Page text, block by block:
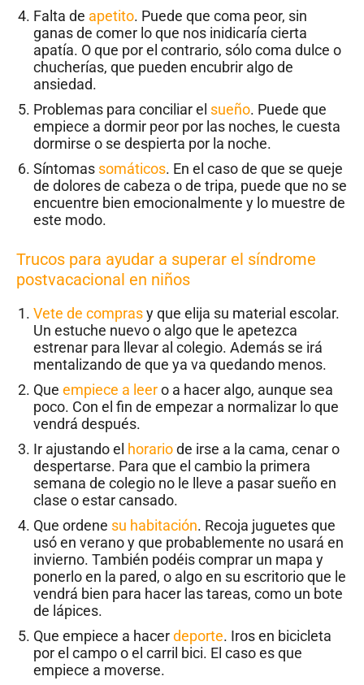
Falta de apetito. Puede que coma peor, sin
ganas de comer lo que nos inidicaría cierta
apatía. O que por el contrario, sólo coma dulce o
chucherías, que pueden encubrir algo de
ansiedad.
Problemas para conciliar el sueño. Puede que
empiece a dormir peor por las noches, le cuesta
dormirse o se despierta por la noche.
Síntomas somáticos. En el caso de que se queje
de dolores de cabeza o de tripa, puede que no se
encuentre bien emocionalmente y lo muestre de
este modo.
Trucos para ayudar a superar el síndrome
postvacacional en niños
Vete de comprasy que elija su material escolar.
Un estuche nuevo o algo que le apetezca
estrenar para llevar al colegio. Además se irá
mentalizando de que ya va quedando menos.
Que empiece a leero a hacer algo, aunque sea
poco. Con el fin de empezar a normalizar lo que
vendrá después.
Ir ajustando el horariode irse a la cama, cenar o
despertarse. Para que el cambio la primera
semana de colegio no le lleve a pasar sueño en
clase o estar cansado.
Que ordene su habitación. Recoja juguetes que
usó en verano y que probablemente no usará en
invierno. También podéis comprar un mapa y
ponerlo en la pared, o algo en su escritorio que le
vendrá bien para hacer las tareas, como un bote
de lápices.
Que empiece a hacerdeporte. Iros en bicicleta
por el campo o el carril bici. El caso es que
empiece a moverse.